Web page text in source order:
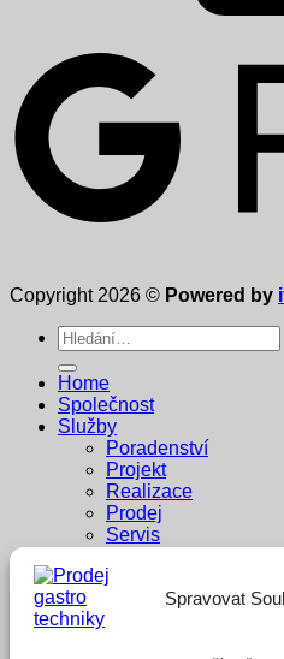
Spravovat
Copyright 2026 © Powered by
Hledat:
Home
Společnost
Služby
Poradenství
Projekt
Realizace
Prodej
Servis
Reference
Penzion Pastouška